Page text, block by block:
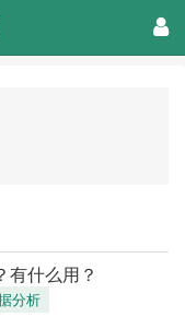
有什么用？
分析